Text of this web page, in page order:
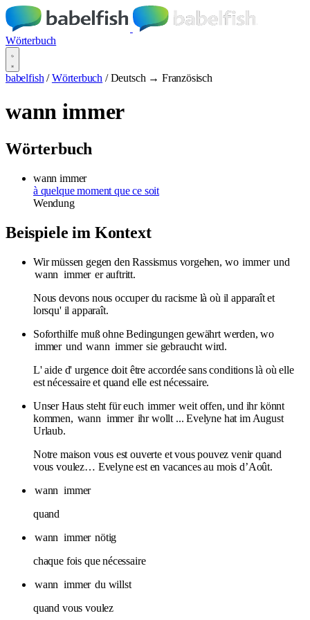
Wörterbuch
babelfish / Wörterbuch / Deutsch → Französisch
wann immer
Wörterbuch
wann immer
à quelque moment que ce soit
Wendung
Beispiele im Kontext
Wir müssen gegen den Rassismus vorgehen, wo immer und
wann immer er auftritt.
Nous devons nous occuper du racisme là où il apparaît et
lorsqu' il apparaît.
Soforthilfe muß ohne Bedingungen gewährt werden, wo
immer und wann immer sie gebraucht wird.
L' aide d' urgence doit être accordée sans conditions là où elle
est nécessaire et quand elle est nécessaire.
Unser Haus steht für euch immer weit offen, und ihr könnt
kommen, wann immer ihr wollt ... Evelyne hat im August
Urlaub.
Notre maison vous est ouverte et vous pouvez venir quand
vous voulez… Evelyne est en vacances au mois d’Août.
wann immer
quand
wann immer nötig
chaque fois que nécessaire
wann immer du willst
quand vous voulez